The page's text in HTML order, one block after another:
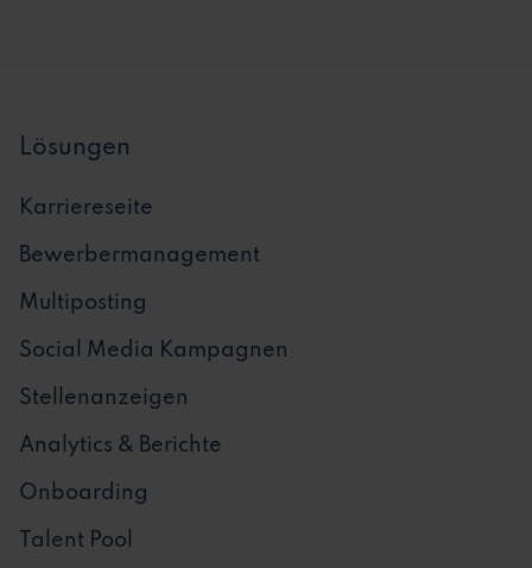
Lösungen
Karriereseite
Bewerbermanagement
Multiposting
Social Media Kampagnen
Stellenanzeigen
Analytics & Berichte
Onboarding
Talent Pool